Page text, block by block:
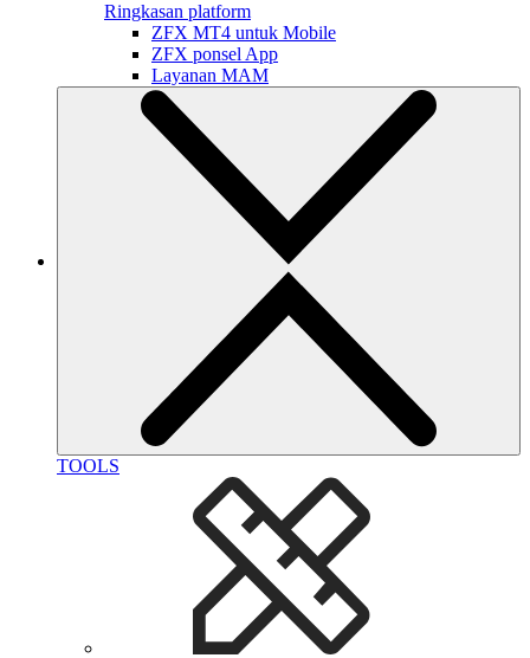
Ringkasan platform
ZFX MT4 untuk Mobile
ZFX ponsel App
Layanan MAM
TOOLS